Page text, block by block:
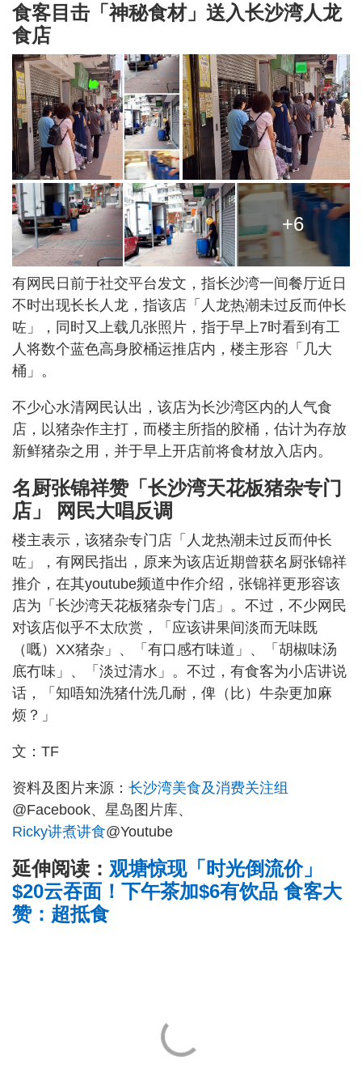
食客目击「神秘食材」送入长沙湾人龙
食店
+6
有网民日前于社交平台发文，指长沙湾一间餐厅近日
不时出现长长人龙，指该店「人龙热潮未过反而仲长
咗」，同时又上载几张照片，指于早上7时看到有工
人将数个蓝色高身胶桶运推店内，楼主形容「几大
桶」。
不少心水清网民认出，该店为长沙湾区内的人气食
店，以猪杂作主打，而楼主所指的胶桶，估计为存放
新鲜猪杂之用，并于早上开店前将食材放入店内。
名厨张锦祥赞「长沙湾天花板猪杂专门
店」 网民大唱反调
楼主表示，该猪杂专门店「人龙热潮未过反而仲长
咗」，有网民指出，原来为该店近期曾获名厨张锦祥
推介，在其youtube频道中作介绍，张锦祥更形容该
店为「长沙湾天花板猪杂专门店」。不过，不少网民
对该店似乎不太欣赏，「应该讲果间淡而无味既
（嘅）XX猪杂」、「有口感冇味道」、「胡椒味汤
底冇味」、「淡过清水」。不过，有食客为小店讲说
话，「知唔知洗猪什洗几耐，俾（比）牛杂更加麻
烦？」
文：TF
资料及图片来源： 长沙湾美食及消费关注组
@Facebook、星岛图片库、
Ricky讲煮讲食@Youtube
延伸阅读： 观塘惊现「时光倒流价」
$20云吞面！下午茶加$6有饮品 食客大
赞：超抵食